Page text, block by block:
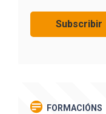
FORMACIÓNS